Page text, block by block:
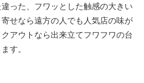
った、フワッとした触感の大きい
せなら遠方の人でも人気店の味が
アウトなら出来立てフワフワの台
す。